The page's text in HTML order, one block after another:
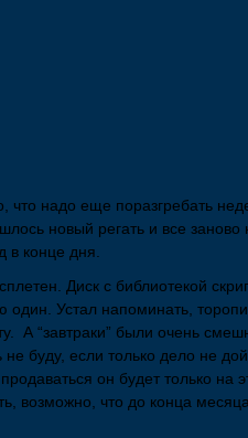
что надо еще поразгребать
новый регать и все заново
конце дня.
Диск с библиотекой
Устал напоминать,
А “завтраки” были очень
буду, если только дело не
он будет только на
возможно, что до конца месяца.